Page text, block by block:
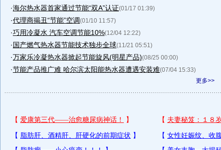
·海尔热水器首家通过节能“双A”认证(01/17 01:39)
·代理商揭丑“节能”空调(01/10 11:57)
·巧用冷凝水 汽车空调节能10%(12/04 12:22)
·国产燃气热水器节能技术独步全球(11/21 05:51)
·万家乐冷凝热水器掀起节能旋风(明星产品)(08/25 00:00)
·节能产品推广难 哈尔滨太阳能热水器遭遇安装难(07/04 15:33)
更多>>